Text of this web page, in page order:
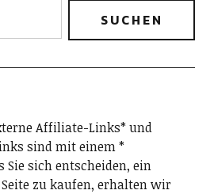
Affiliate-Links* und
sind mit einem *
Sie sich entscheiden, ein
zu kaufen, erhalten wir